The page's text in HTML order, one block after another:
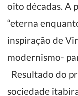
oito décadas. A
“eterna
inspiração de
modernismo-
Resultado do
sociedade